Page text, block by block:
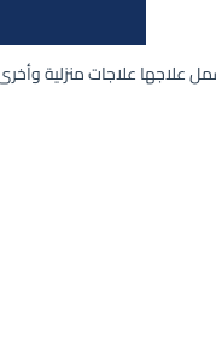
علاجها علاجات منزلية